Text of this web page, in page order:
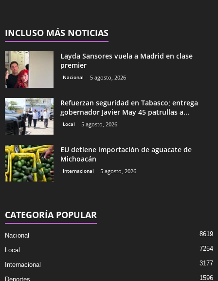
INCLUSO MÁS NOTICIAS
Layda Sansores vuela a Madrid en clase
premier
Nacional 5 agosto, 2026
Refuerzan seguridad en Tabasco; entrega
gobernador Javier May 45 patrullas a...
Local 5 agosto, 2026
EU detiene importación de aguacate de
Michoacán
Internacional 5 agosto, 2026
CATEGORÍA POPULAR
Nacional 8619
Local 7254
Internacional 3177
Deportes 1596